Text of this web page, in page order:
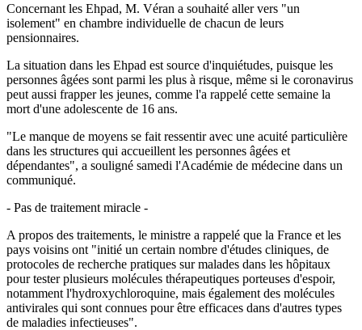
Concernant les Ehpad, M. Véran a souhaité aller vers "un
isolement" en chambre individuelle de chacun de leurs
pensionnaires.
La situation dans les Ehpad est source d'inquiétudes, puisque les
personnes âgées sont parmi les plus à risque, même si le coronavirus
peut aussi frapper les jeunes, comme l'a rappelé cette semaine la
mort d'une adolescente de 16 ans.
"Le manque de moyens se fait ressentir avec une acuité particulière
dans les structures qui accueillent les personnes âgées et
dépendantes", a souligné samedi l'Académie de médecine dans un
communiqué.
- Pas de traitement miracle -
A propos des traitements, le ministre a rappelé que la France et les
pays voisins ont "initié un certain nombre d'études cliniques, de
protocoles de recherche pratiques sur malades dans les hôpitaux
pour tester plusieurs molécules thérapeutiques porteuses d'espoir,
notamment l'hydroxychloroquine, mais également des molécules
antivirales qui sont connues pour être efficaces dans d'autres types
de maladies infectieuses".